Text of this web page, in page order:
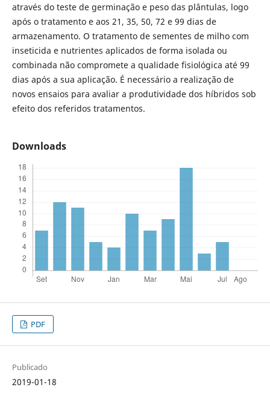
através do teste de germinação e peso das plântulas, logo
após o tratamento e aos 21, 35, 50, 72 e 99 dias de
armazenamento. O tratamento de sementes de milho com
inseticida e nutrientes aplicados de forma isolada ou
combinada não compromete a qualidade fisiológica até 99
dias após a sua aplicação. É necessário a realização de
novos ensaios para avaliar a produtividade dos híbridos sob
efeito dos referidos tratamentos.
Downloads
PDF
Publicado
2019-01-18